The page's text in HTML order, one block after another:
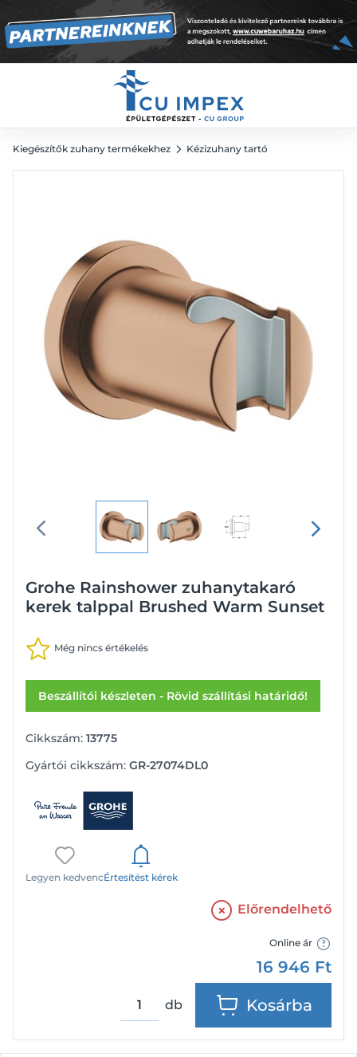
Kiegészítők zuhany termékekhez Kézizuhany tartó
Grohe Rainshower zuhanytakaró
kerek talppal Brushed Warm Sunset
Még nincs értékelés
Beszállítói készleten - Rövid szállítási határidő!
Cikkszám: 13775
Gyártói cikkszám: GR-27074DL0
Legyen kedvencÉrtesítést kérek
Előrendelhető
Online ár
16 946 Ft
db Kosárba
16 946 Ft